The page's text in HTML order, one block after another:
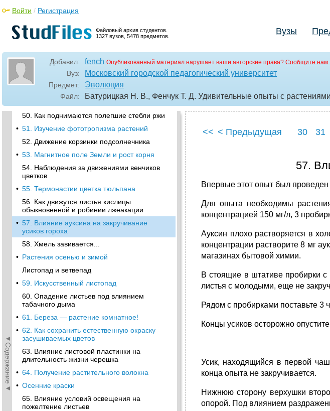
Файловый архив студентов.
1327 вузов, 5478 предметов.
Войти / Регистрация
Вузы
Добавил: fench Опубликованный материал нарушает ваши авторские права? Сообщите нам.
Вуз: Московский городской педагогический университет
Предмет: Эволюция
Файл: Батурицкая Н. В., Фенчук Т. Д. Удивительные опыты с
◄Содержание◄
мха, сухоцветов
• 46. Гигроскопические движения семян.
Гигрометр из семян аистника
• 47. Гидротропизм корня
48. Влияние силы земного тяготения на
рост стебля и корня
49. Влияние этилена на геотропическую
реакцию проростков гороха
50. Как поднимаются полегшие стебли ржи
• 51. Изучение фототропизма растений
52. Движение корзинки подсолнечника
• 53. Магнитное поле Земли и рост корня
54. Наблюдения за движениями венчиков
цветков
• 55. Термонастии цветка тюльпана
56. Как движутся листья кислицы
обыкновенной и робинии лжеакации
• 57. Влияние ауксина на закручивание
усиков гороха
58. Хмель завивается...
• Растения осенью и зимой
Листопад и ветвепад
• 59. Искусственный листопад
60. Опадение листьев под влиянием
табачного дыма
• 61. Береза — растение комнатное!
• 62. Как сохранить естественную окраску
засушиваемых цветов
63. Влияние листовой пластинки на
длительность жизни черешка
• 64. Получение растительного волокна
• Осенние краски
65. Влияние условий освещения на
пожелтение листьев
<< < Предыдущая 30 31
57.
Впервые этот опыт был
Для опыта необходимы
концентрацией 150 мг/л, 3
Ауксин плохо растворяется в
концентрации растворите 8 мг
магазинах бытовой химии.
В стоящие в штативе пробирки с
листья с молодыми, еще не
Рядом с пробирками поставьте 3
Концы усиков осторожно
Усик, находящийся в первой
конца опыта не закручивается.
Нижнюю сторону верхушки
опо­рой. Под влиянием